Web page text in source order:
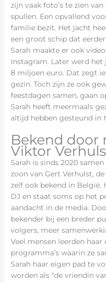
zijn vaak foto’s te zien
spullen. Een opvallend
familie bezit. Het jacht
een groot schip dat
Sarah maakte er ook
Instagram. Later werd
8 miljoen euro. Dat zegt
gezin. Toch zijn ze ook
feestdagen samen, gaan
Sarah heeft meermaals
altijd hebben gesteund in
Bekend door
Viktor
Sarah is sinds 2020
zoon van Gert Verhulst,
zelf ook bekend in België.
DJ en staat soms op het
aandacht in de media.
bekender bij een breder
volgers, meer
Veel mensen leerden
programma’s waarin ze
Sarah haar eigen pad te
worden als “de vriendin